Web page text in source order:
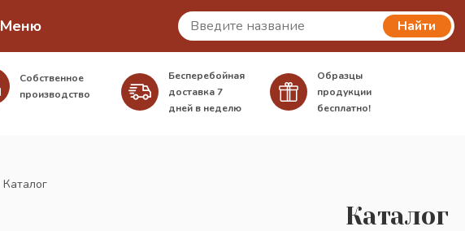
Меню Найти
Собственное
производство
Бесперебойная
доставка7
дней в неделю
Образцы
продукции
бесплатно!
Каталог
Каталог